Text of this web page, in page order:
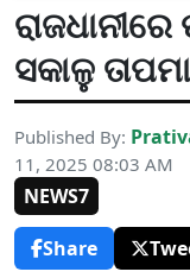
ସକାଳୁ
Published By:
11, 2025 08:03 AM
NEWS7
Share